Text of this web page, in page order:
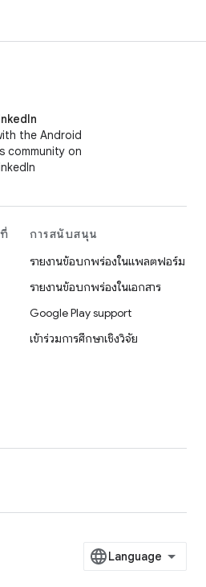
the Android
community on
การสนับสนุน
รายงานข้อบกพร่องในแพลตฟอร์ม
รายงานข้อบกพร่องในเอกสาร
Google Play support
เข้าร่วมการศึกษาเชิงวิจัย